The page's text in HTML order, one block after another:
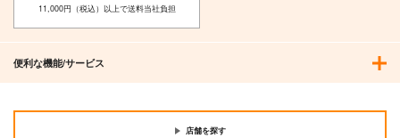
11,000円（税込）以上で送料当社負担
便利な機能/サービス
店舗を探す